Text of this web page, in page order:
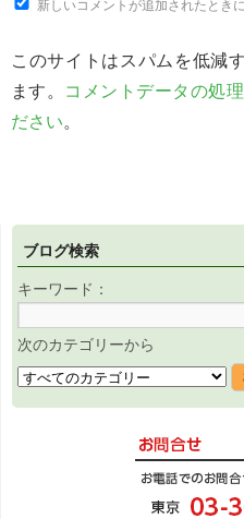
新しいコメントが追加されたとき
このサイトはスパムを低減
ます。 コメントデータの処
ださい。
ブログ検索
キーワード：
次のカテゴリーから